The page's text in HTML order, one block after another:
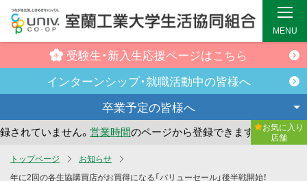
受験生・新入生応援ページはこちら
インターンシップ・就職活動中の皆様へ
卒業予定の皆様へ
れていません。営業時間のページから登録できます。 まだ
お気に入り
店舗
MENU
トップページ
お知らせ
年に2回の各生協購買店がお買得になる「バリューセール」後半戦開始！